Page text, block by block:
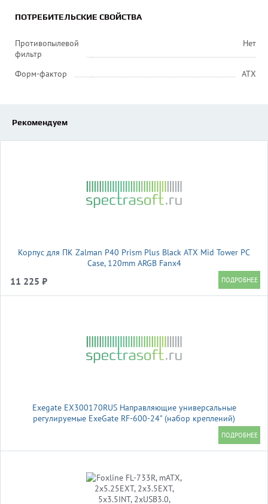
ПОТРЕБИТЕЛЬСКИЕ СВОЙСТВА
Противопылевой
фильтр
Нет
Форм-фактор ATX
Рекомендуем
Корпус для ПК Zalman P40 Prism Plus Black ATX Mid Tower PC
Case, 120mm ARGB Fanx4
11 225 ₽
Exegate EX300170RUS Направляющие универсальные
регулируемые ExeGate RF-600-24" (набор креплений)
(продольные , высота 43 мм, длина в сложенном/раздвинутом